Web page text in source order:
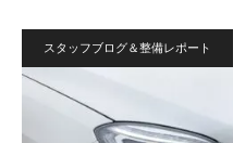
スタッフブログ＆整備レポート